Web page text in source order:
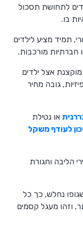
לתחושת תסכול
בו.
תמיד מציע לילדים
חברתיות מורכבות.
אצל ילדים
גובה מחיר
או נטילת
לעודף משקל
הליבה וחגורת
נחלש, כך כל
וזהו מעגל קסמים